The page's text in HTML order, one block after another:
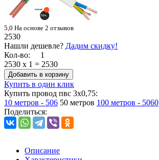
5,0 На основе 2 отзывов
2530
Нашли дешевле? Дадим скидку!
Кол-во:
1
2530 x 1 = 2530
Добавить в корзину
Купить в один клик
Купить провод пвс 3х0,75:
10 метров - 506 50 метров 100 метров - 5060
Поделиться:
Описание